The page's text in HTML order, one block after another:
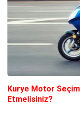
Kurye Motor
Etmelisiniz?